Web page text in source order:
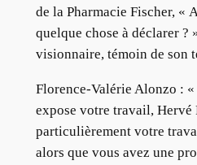
de la Pharmacie Fischer, «
quelque chose à déclarer ?
visionnaire, témoin de son
Florence-Valérie Alonzo :
expose votre travail, Hervé
particulièrement votre
alors que vous avez une